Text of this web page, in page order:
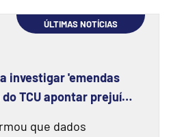
ÚLTIMAS NOTÍCIAS
investigar 'emendas
TCU apontar prejuízo
que dados